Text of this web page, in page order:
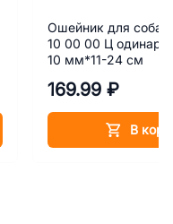
Ошейник для собак
10 00 00 Ц
10 мм*11-24 см
169.99 ₽
В